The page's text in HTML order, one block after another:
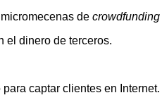
de crowdfunding
el dinero de terceros.
captar clientes en Internet.